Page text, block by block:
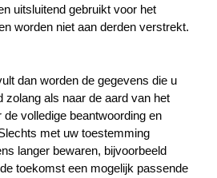
uitsluitend gebruikt voor het
worden niet aan derden verstrekt.
dan worden de gegevens die u
zolang als naar de aard van het
volledige beantwoording en
met uw toestemming
langer bewaren, bijvoorbeeld
toekomst een mogelijk passende